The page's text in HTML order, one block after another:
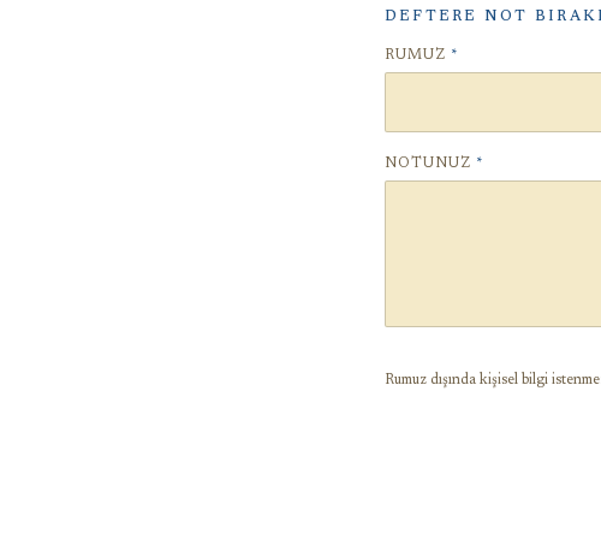
DEFTERE NOT
RUMUZ *
NOTUNUZ *
Rumuz dışında kişisel bilgi